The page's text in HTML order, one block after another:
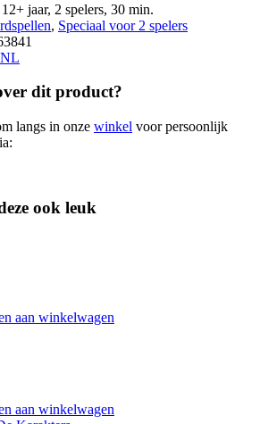
12+ jaar, 2 spelers, 30 min.
, Speciaal voor 2 spelers
dit product?
langs in onze winkel voor persoonlijk
ook leuk
aan winkelwagen
aan winkelwagen